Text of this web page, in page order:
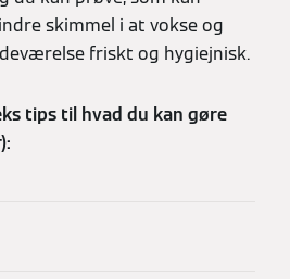
skimmel i at vokse og
friskt og hygiejnisk.
tips til hvad du kan gøre